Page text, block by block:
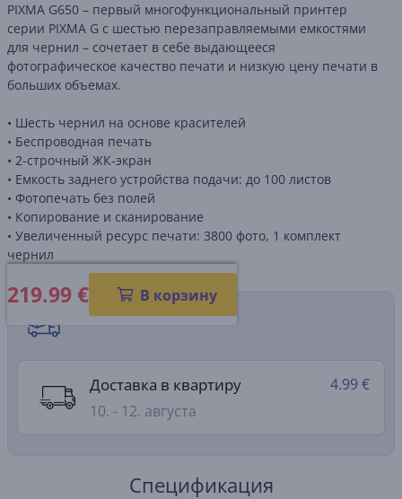
PIXMA G650 – первый многофункциональный принтер
серии PIXMA G с шестью перезаправляемыми емкостями
для чернил – сочетает в себе выдающееся
фотографическое качество печати и низкую цену печати в
больших объемах.
• Шесть чернил на основе красителей
• Беспроводная печать
• 2-строчный ЖК-экран
• Емкость заднего устройства подачи: до 100 листов
• Фотопечать без полей
• Копирование и сканирование
• Увеличенный ресурс печати: 3800 фото, 1 комплект
чернил
219.99€ В корзину
Способы доставки
Доставка в квартиру
10. - 12. августа
4.99 €
Спецификация